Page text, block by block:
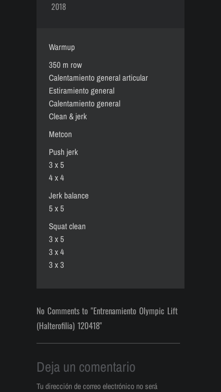
2018
Warmup
350 m row
Calentamiento general articular
Estiramiento general
Calentamiento general
Clean & jerk
Metcon
Push jerk
3 x 5
4 x 4
Jerk balance
5 x 5
Squat clean
3 x 5
3 x 4
3 x 3
No Comments to "Entrenamiento Olympic Lift
(Halterofilia) 120418"
Deja un comentario
Tu dirección de correo electrónico no será